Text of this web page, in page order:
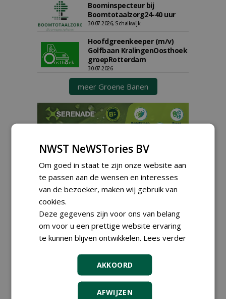
Boominspecteur bij
Boomtotaalzorg24-40 uur
30-07-2026, Schalkwijk
Hoofdgreenkeeper (m/v)
Golfbaan KralingenOosthoek
groepRotterdam
30-07-2026
meer Groene Banen
GREEN OUTLET
Iedereen kan gratis kleine advertenties
plaatsen via zijn eigen account.
Plaats een gratis advertentie
NWST NeWSTories BV
Om goed in staat te zijn onze website aan
te passen aan de wensen en interesses
van de bezoeker, maken wij gebruik van
cookies.
Deze gegevens zijn voor ons van belang
om voor u een prettige website ervaring
te kunnen blijven ontwikkelen. Lees verder
AKKOORD
AFWIJZEN